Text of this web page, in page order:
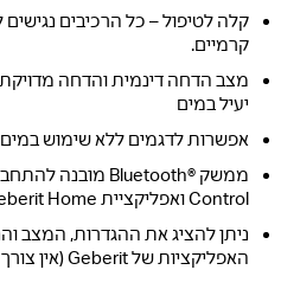
קלה לטיפול – כל הרכיבים
קרמיים.
מצב הדחה דינמית והדחה מדויקת
יעיל במים
אפשרות לדגמים ללא שימוש במים
Control ואפליקציית Geberit Home
ניתן להציג את ההגדרות, המצב
האפליקציות של Geberit (אין צורך לפרק את המוצר הקרמי)